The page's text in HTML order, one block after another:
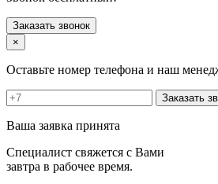
Солнечногорск
Старая Купавна
Ступино
Фрязино
Химки
Хотьково
Чехов
Шатура
Щелково
Щербинка
Заказать звонок
×
Оставьте номер телефона и наш
Заказать
Ваша заявка принята
Специалист свяжется с Вами
завтра в рабочее время.